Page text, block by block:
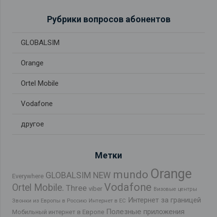
Рубрики вопросов абонентов
GLOBALSIM
Orange
Ortel Mobile
Vodafone
другое
Метки
Everywhere GLOBALSIM NEW mundo Orange
Ortel Mobile. Three viber Vodafone Визовые центры
Звонки из Европы в Россию Интернет в ЕС Интернет за границей
Мобильный интернет в Европе Полезные приложения